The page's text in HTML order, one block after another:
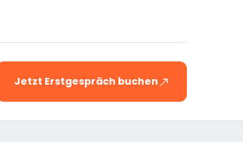
Jetzt Erstgespräch buchen